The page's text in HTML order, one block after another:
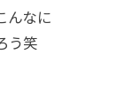
んなに
う笑